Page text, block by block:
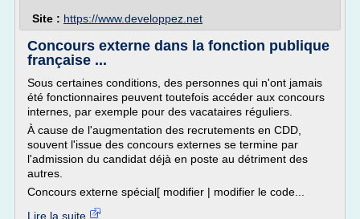
Site : https://www.developpez.net
Concours externe dans la fonction publique
française ...
Sous certaines conditions, des personnes qui n'ont jamais
été fonctionnaires peuvent toutefois accéder aux concours
internes, par exemple pour des vacataires réguliers.
À cause de l'augmentation des recrutements en CDD,
souvent l'issue des concours externes se termine par
l'admission du candidat déjà en poste au détriment des
autres.
Concours externe spécial[ modifier | modifier le code...
Lire la suite